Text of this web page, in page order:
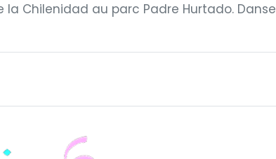
Chilenidad au parc Padre Hurtado. Danse